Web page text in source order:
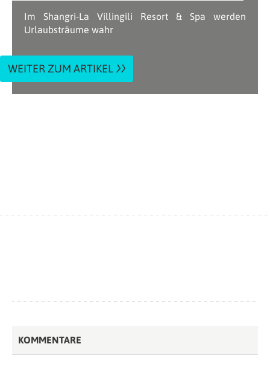
Im Shangri-La Villingili Resort & Spa werden
Urlaubsträume wahr
WEITER ZUM ARTIKEL
KOMMENTARE